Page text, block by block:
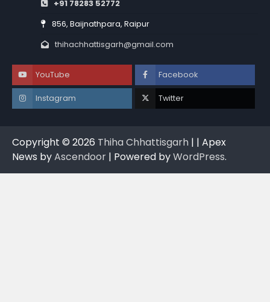
+91 78283 52772
856, Baijnathpara, Raipur
thihachhattisgarh@gmail.com
YouTube Facebook
Instagram Twitter
Copyright © 2026 Thiha Chhattisgarh | | Apex
News byAscendoor | Powered byWordPress.